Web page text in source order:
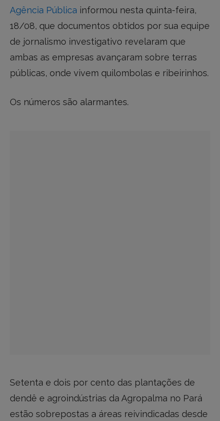
Agência Pública informou nesta quinta-feira,
18/08, que documentos obtidos por sua equipe
de jornalismo investigativo revelaram que
ambas as empresas avançaram sobre terras
públicas, onde vivem quilombolas e ribeirinhos.
Os números são alarmantes.
Setenta e dois por cento das plantações de
dendê e agroindústrias da Agropalma no Pará
estão sobrepostas a áreas reivindicadas desde